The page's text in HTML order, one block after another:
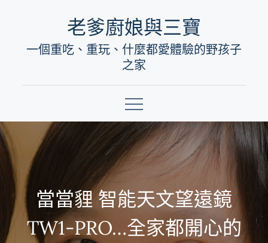
content
老爹廚娘與三寶
一個重吃、重玩、什麼都愛體驗的野孩子
之家
當當貍 智能天文望遠鏡
TW1-PRO…全家都開心的